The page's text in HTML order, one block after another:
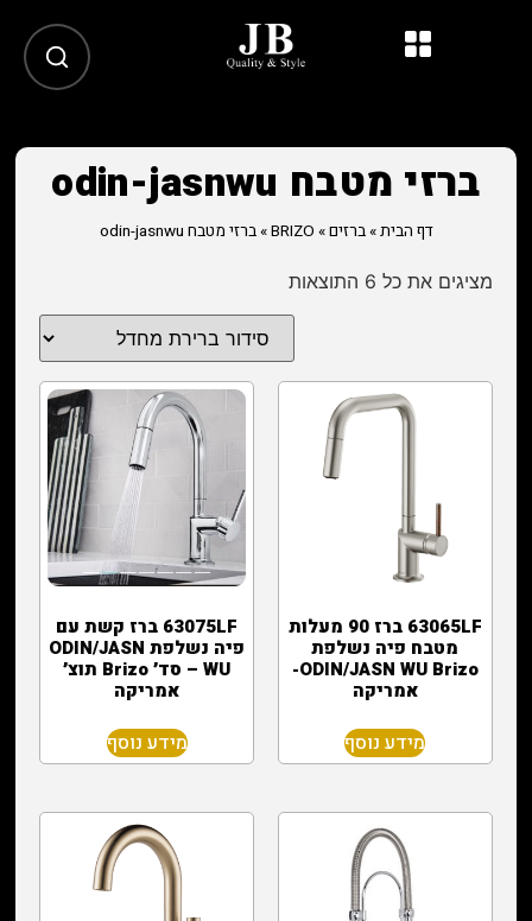
ברזי מטבח odin-jasnwu
דף הבית»ברזים»
BRIZO
»ברזי מטבח odin-jasnwu
מציגים את כל ⁦6⁩ התוצאות
63065LF ברז 90 מעלות
מטבח פיה נשלפת
ODIN/JASN WU Brizo-
אמריקה
מידע נוסף
63075LF ברז קשת עם
פיה נשלפת ODIN/JASN
WU – סד׳ Brizo תוצ׳
אמריקה
מידע נוסף